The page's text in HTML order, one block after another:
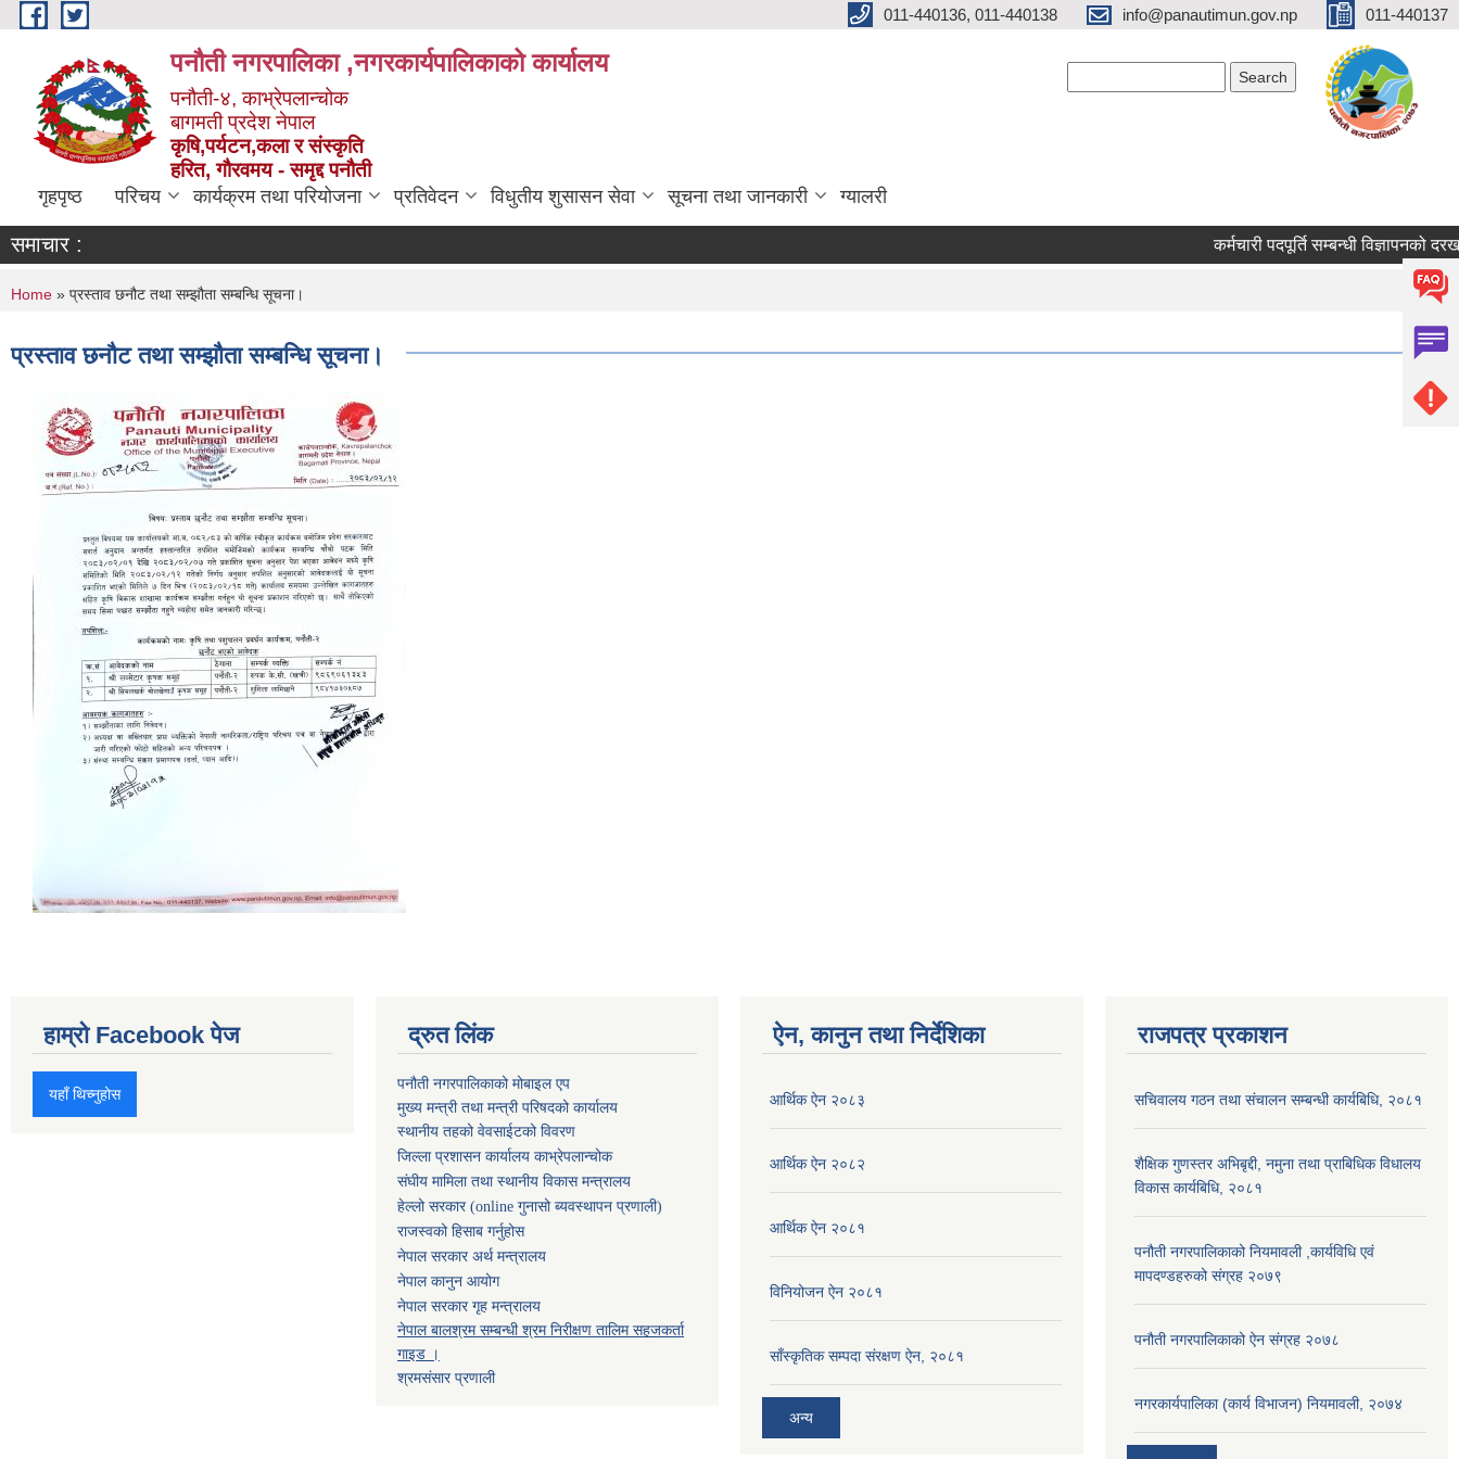
Skip to main content 011-440136, 011-440138 info@panautimun.gov.np 011-440137
पनौती नगरपालिका ,नगरकार्यपालिकाको कार्यालय
पनौती-४, काभ्रेपलान्चोक
बागमती प्रदेश नेपाल
कृषि,पर्यटन,कला र संस्कृति
हरित, गौरवमय - समृद्द पनौती
गृहपृष्ठ परिचय कार्यक्रम तथा परियोजना प्रतिवेदन विधुतीय शुसासन सेवा सूचना तथा जानकारी ग्यालरी
समाचार : कर्मचारी पदपूर्ति सम्बन्धी विज्ञापनको
You are here
Home » प्रस्ताव छनौट तथा सम्झौता सम्बन्धि सूचना।
प्रस्ताव छनौट तथा सम्झौता सम्बन्धि सूचना।
हाम्रो Facebook पेज
यहाँ थिच्नुहोस
द्रुत लिंक
पनौती नगरपालिकाको मोबाइल एप
मुख्य मन्त्री तथा मन्त्री परिषदको कार्यालय
स्थानीय तहको वेवसाईटको विवरण
जिल्ला प्रशासन कार्यालय काभ्रेपलान्चोक
संघीय मामिला तथा स्थानीय विकास मन्त्रालय
हेल्लो सरकार (online गुनासो ब्यवस्थापन प्रणाली)
राजस्वको हिसाब गर्नुहोस
नेपाल सरकार अर्थ मन्त्रालय
नेपाल कानुन आयोग
नेपाल सरकार गृह मन्त्रालय
नेपाल बालश्रम सम्बन्धी श्रम निरीक्षण तालिम सहजकर्ता
गाइड ।
श्रमसंसार प्रणाली
ऐन, कानुन तथा निर्देशिका
आर्थिक ऐन २०८३
आर्थिक ऐन २०८२
आर्थिक ऐन २०८१
विनियोजन ऐन २०८१
साँस्कृतिक सम्पदा संरक्षण ऐन, २०८१
अन्य
राजपत्र प्रकाशन
सचिवालय गठन तथा संचालन सम्बन्धी कार्यबिधि, २०८१
शैक्षिक गुणस्तर अभिबृद्दी, नमुना तथा प्राबिधिक विधालय
विकास कार्यबिधि, २०८१
पनौती नगरपालिकाको नियमावली ,कार्यविधि एवं
मापदण्डहरुको संग्रह २०७९
पनौती नगरपालिकाको ऐन संग्रह २०७८
नगरकार्यपालिका (कार्य विभाजन) नियमावली, २०७४